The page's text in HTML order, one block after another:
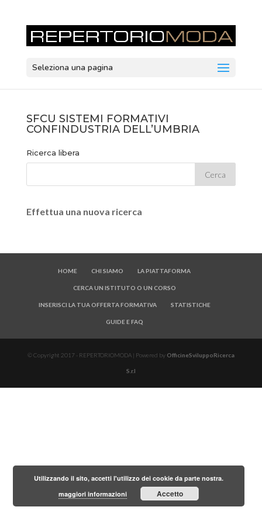
Seleziona una pagina
SFCU SISTEMI FORMATIVI
CONFINDUSTRIA DELL’UMBRIA
Ricerca libera
Effettua una nuova ricerca
HOME CHI SIAMO LA PIATTAFORMA
CERCA UN ISTITUTO O UN CORSO
INSERISCI LA TUA OFFERTA FORMATIVA STATISTICHE
GUIDE E FAQ
© Copyright 2017 - REPERTORIOMODA | Powered by OfficineSviluppoRicerca
S.r.l
Utilizzando il sito, accetti l'utilizzo dei cookie da parte nostra.
maggiori informazioni
Accetto